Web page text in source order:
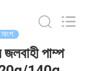
অংশ
পাম্প